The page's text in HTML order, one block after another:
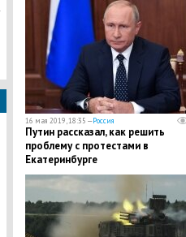
16 мая 2019, 18:35 —Россия
Путин рассказал, как решить
проблему с протестами в
Екатеринбурге